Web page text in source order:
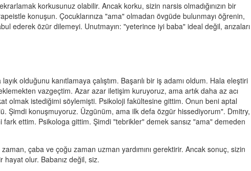
korkusunuz olabilir. Ancak korku, sizin narsis olmadığınızın bir
konuşun. Çocuklarınıza "ama" olmadan övgüde bulunmayı öğrenin,
ederek özür dilemeyi. Unutmayın: "yeterince iyi baba" ideal değil, arızaları
olduğunu kanıtlamaya çalıştım. Başarılı bir iş adamı oldum. Hala eleştiri
vazgeçtim. Azar azar iletişim kuruyoruz, ama artık daha az acı
olmak istediğimi söylemişti. Psikoloji fakültesine gittim. Onun beni aptal
Şimdi konuşmuyoruz. Üzgünüm, ama ilk defa özgür hissediyorum". Dmitry,
fark ettim. Psikologa gittim. Şimdi "tebrikler" demek sansız "ama" demeden
çaba ve çoğu zaman uzman yardımını gerektirir. Ancak sonuç, sizin
hayat olur. Babanız değil, siz.